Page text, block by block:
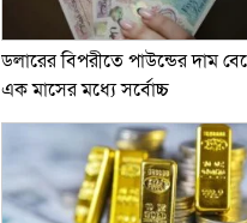
ডলারের বিপরীতে পাউন্ডের দাম
এক মাসের মধ্যে সর্বোচ্চ